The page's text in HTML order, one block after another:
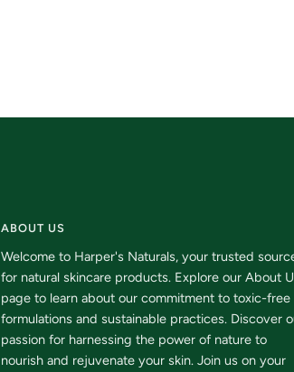
ABOUT US
Welcome to Harper's Naturals, your trusted
for natural skincare products. Explore our About
page to learn about our commitment to toxic-free
formulations and sustainable practices. Discover
passion for harnessing the power of nature to
nourish and rejuvenate your skin. Join us on your